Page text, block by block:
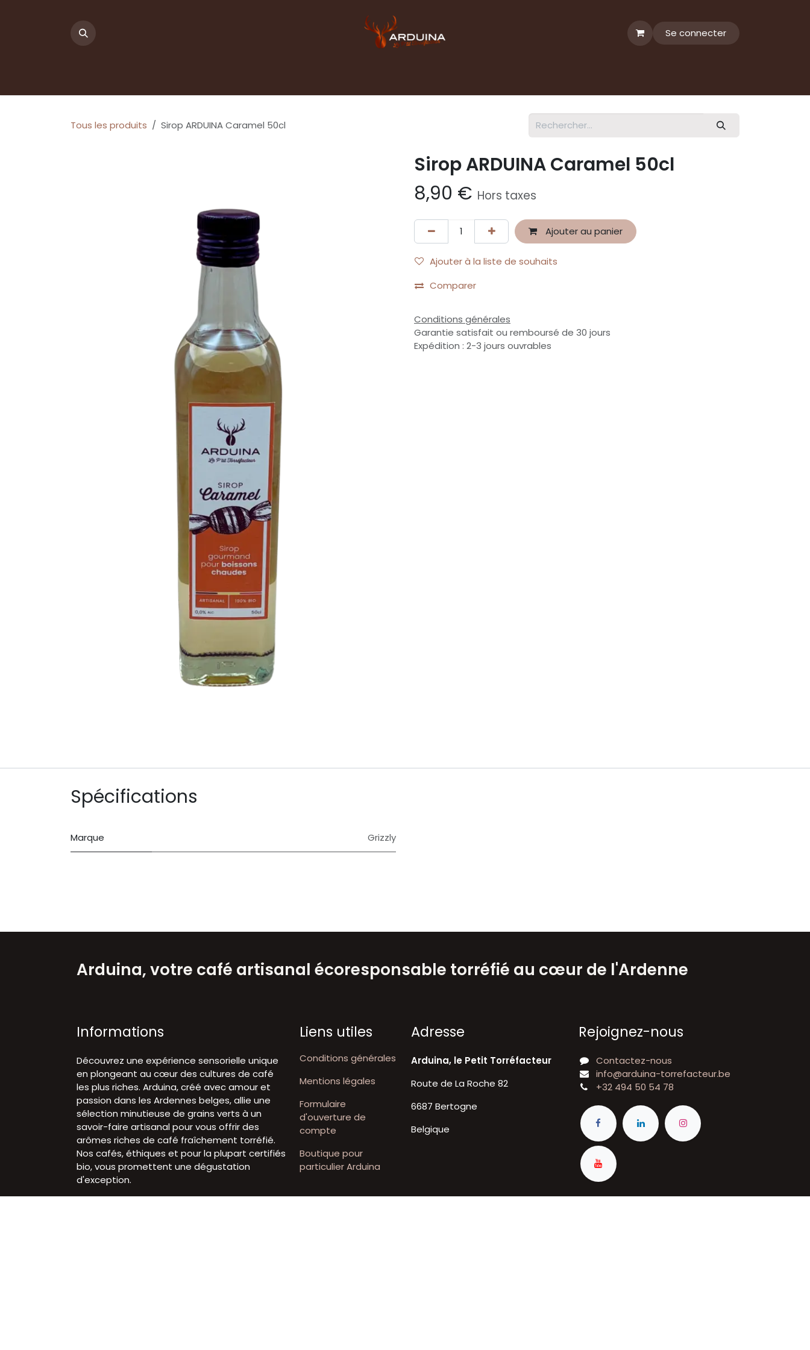
Se connecter
Tous les produits Sirop ARDUINA Caramel 50cl
Sirop ARDUINA Caramel 50cl
8,90 € Hors taxes
Ajouter au panier
Ajouter à la liste de souhaits
Comparer
Conditions générales
Garantie satisfait ou remboursé de 30 jours
Expédition : 2-3 jours ouvrables
Spécifications
Marque Grizzly
Informations
Découvrez une expérience sensorielle unique
en plongeant au cœur des cultures de café
les plus riches. Arduina, créé avec amour et
passion dans les Ardennes belges, allie une
sélection minutieuse de grains verts à un
savoir-faire artisanal pour vous offrir des
arômes riches de café fraîchement torréfié.
Nos cafés, éthiques et pour la plupart certifiés
bio, vous promettent une dégustation
d'exception.
Rejoignez-nous
Contactez-nous
info@arduina-torrefacteur.be
+32 494 50 54 78
Arduina, votre café artisanal écoresponsable torréfié au cœur de l'Ardenne
A​dresse
Arduina, le Petit Torréfacteur
Route de La Roche 82
6687 Bertogne
Belgique
Liens utiles
Conditions générales
Mentions légales
Formulaire
d'ouverture de
compte
Boutique pour
particulier Arduina